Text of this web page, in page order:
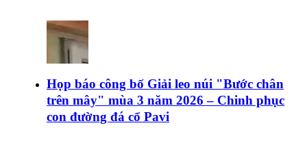
Họp báo công bố Giải leo núi "Bước chân
trên mây" mùa 3 năm 2026 – Chinh phục
con đường đá cổ Pavi